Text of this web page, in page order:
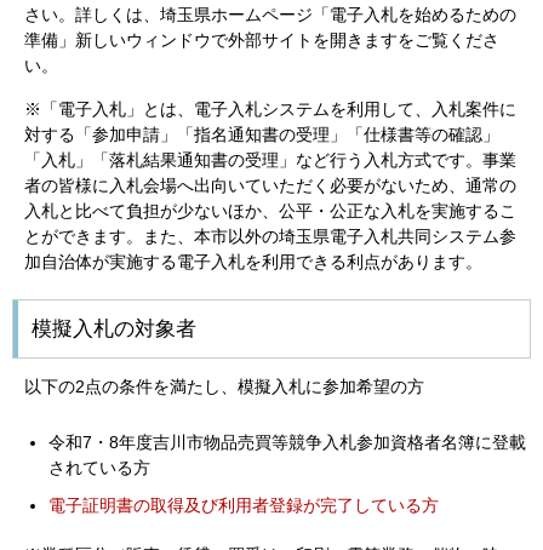
さい。詳しくは、埼玉県ホームページ「電子入札を始めるための
準備」新しいウィンドウで外部サイトを開きますをご覧くださ
い。
※「電子入札」とは、電子入札システムを利用して、入札案件に
対する「参加申請」「指名通知書の受理」「仕様書等の確認」
「入札」「落札結果通知書の受理」など行う入札方式です。事業
者の皆様に入札会場へ出向いていただく必要がないため、通常の
入札と比べて負担が少ないほか、公平・公正な入札を実施するこ
とができます。また、本市以外の埼玉県電子入札共同システム参
加自治体が実施する電子入札を利用できる利点があります。
模擬入札の対象者
以下の2点の条件を満たし、模擬入札に参加希望の方
令和7・8年度吉川市物品売買等競争入札参加資格者名簿に登載
されている方
電子証明書の取得及び利用者登録が完了している方